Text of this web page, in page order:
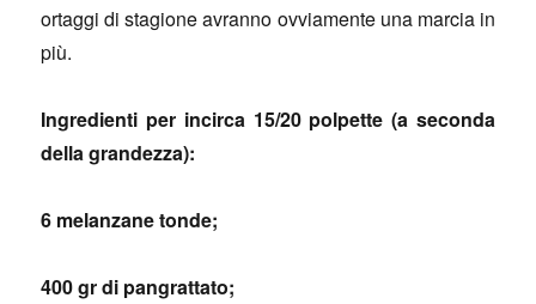
ortaggi di stagione avranno ovviamente una marcia in
più.
Ingredienti per incirca 15/20 polpette (a seconda
della grandezza):
6 melanzane tonde;
400 gr di pangrattato;